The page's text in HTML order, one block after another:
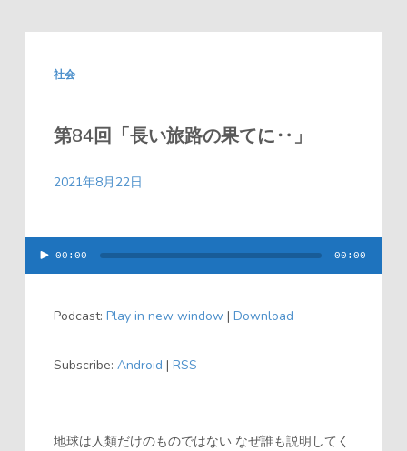
社会
第84回「長い旅路の果てに‥」
2021年8月22日
00:00 00:00
Podcast: Play in new window| Download
Subscribe: Android | RSS
地球は人類だけのものではない なぜ誰も説明してく